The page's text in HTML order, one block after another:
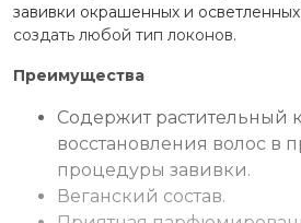
завивки окрашенных и
создать любой тип локонов.
Преимущества
Содержит растительный
восстановления волос в
процедуры завивки.
Веганский состав.